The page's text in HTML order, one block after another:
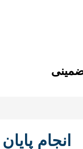
انجام